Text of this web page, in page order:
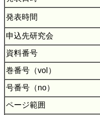
発表時間
申込先研究会
資料番号
巻番号（vol）
号番号（no）
ページ範囲